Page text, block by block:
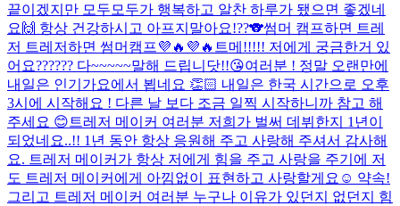
끝이겠지만 모두모두가 행복하고 알찬 하루가 됐으면 좋겠네
요🙌 항상 건강하시고 아프지말아요!??🐨썸머 캠프하면 트레
저 트레저하면 썸머캠프💜🔥💜🔥 트메!!!!! 저에게 궁금한거 있
어요?????? 다~~~~~말해 드립니닷!!😘여러분 ! 정말 오랜만에
내일은 인기가요에서 뵙네요 👏🏻 내일은 한국 시간으로 오후
3시에 시작해요 ! 다른 날 보다 조금 일찍 시작하니까 참고 해
주세요 😊 트레저 메이커 여러분 저희가 벌써 데뷔한지 1년이
되었네요..!! 1년 동안 항상 응원해 주고 사랑해 주셔서 감사해
요. 트레저 메이커가 항상 저에게 힘을 주고 사랑을 주기에 저
도 트레저 메이커에게 아낌없이 표현하고 사랑할게요☺️ 약속!
그리고 트레저 메이커 여러분 누구나 이유가 있던지 없던지 힘